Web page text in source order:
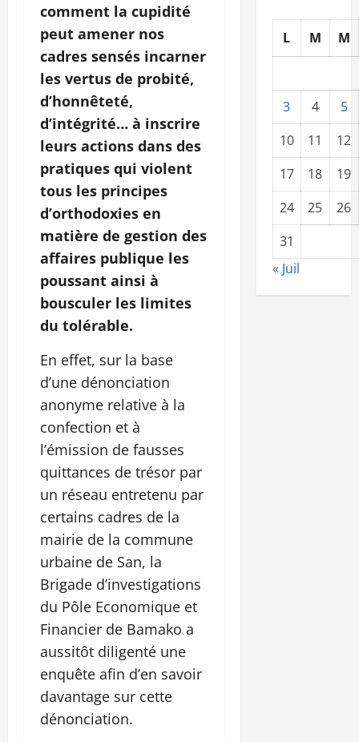
comment la cupidité
peut amener nos
cadres sensés incarner
les vertus de probité,
d’honnêteté,
d’intégrité… à inscrire
leurs actions dans des
pratiques qui violent
tous les principes
d’orthodoxies en
matière de gestion des
affaires publique les
poussant ainsi à
bousculer les limites
du tolérable.
En effet, sur la base
d’une dénonciation
anonyme relative à la
confection et à
l’émission de fausses
quittances de trésor par
un réseau entretenu par
certains cadres de la
mairie de la commune
urbaine de San, la
Brigade d’investigations
du Pôle Economique et
Financier de Bamako a
aussitôt diligenté une
enquête afin d’en savoir
davantage sur cette
dénonciation.
L M M
3 4
5
10
11
12
17
18
19
24
25
26
31
« Juil